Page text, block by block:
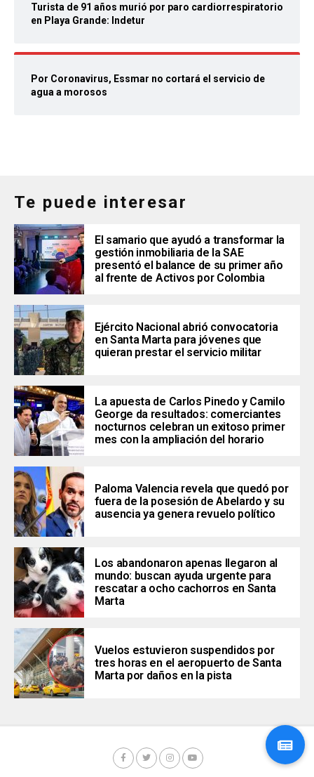
Turista de 91 años murió por paro cardiorrespiratorio
en Playa Grande: Indetur
Por Coronavirus, Essmar no cortará el servicio de
agua a morosos
Te puede interesar
El samario que ayudó a transformar la
gestión inmobiliaria de la SAE
presentó el balance de su primer año
al frente de Activos por Colombia
Ejército Nacional abrió convocatoria
en Santa Marta para jóvenes que
quieran prestar el servicio militar
La apuesta de Carlos Pinedo y Camilo
George da resultados: comerciantes
nocturnos celebran un exitoso primer
mes con la ampliación del horario
Paloma Valencia revela que quedó por
fuera de la posesión de Abelardo y su
ausencia ya genera revuelo político
Los abandonaron apenas llegaron al
mundo: buscan ayuda urgente para
rescatar a ocho cachorros en Santa
Marta
Vuelos estuvieron suspendidos por
tres horas en el aeropuerto de Santa
Marta por daños en la pista